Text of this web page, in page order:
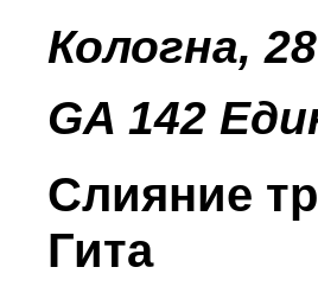
Кологна,
GA 142
Слияние
Гита